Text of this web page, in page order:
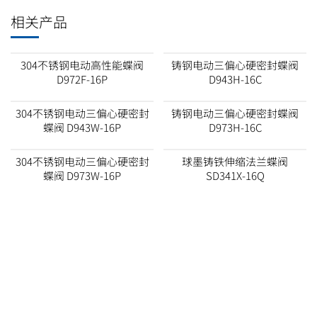
相关产品
304不锈钢电动高性能蝶阀
D972F-16P
铸钢电动三偏心硬密封蝶阀
D943H-16C
304不锈钢电动三偏心硬密封
蝶阀 D943W-16P
铸钢电动三偏心硬密封蝶阀
D973H-16C
304不锈钢电动三偏心硬密封
蝶阀 D973W-16P
球墨铸铁伸缩法兰蝶阀
SD341X-16Q